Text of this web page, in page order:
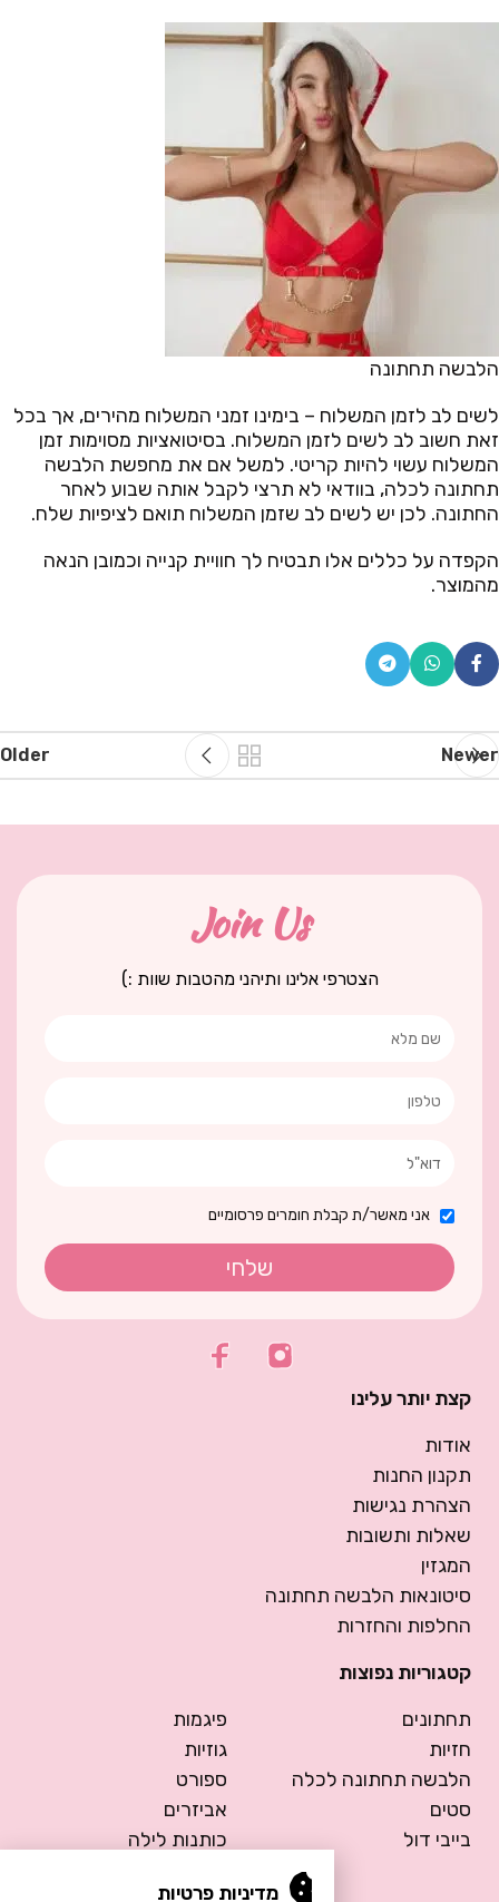
הלבשה תחתונה
לשים לב לזמן המשלוח – בימינו זמני המשלוח מהירים, אך בכל
זאת חשוב לב לשים לזמן המשלוח. בסיטואציות מסוימות זמן
המשלוח עשוי להיות קריטי. למשל אם את מחפשת הלבשה
תחתונה לכלה, בוודאי לא תרצי לקבל אותה שבוע לאחר
החתונה. לכן יש לשים לב שזמן המשלוח תואם לציפיות שלח.
הקפדה על כללים אלו תבטיח לך חוויית קנייה וכמובן הנאה
מהמוצר.
Newer
Older
Join Us
הצטרפי אלינו ותיהני מהטבות שוות :)
אני מאשר/ת קבלת חומרים פרסומיים
שלחי
קצת יותר עלינו
אודות
תקנון החנות
הצהרת נגישות
שאלות ותשובות
המגזין
סיטונאות הלבשה תחתונה
החלפות והחזרות
קטגוריות נפוצות
תחתונים
חזיות
הלבשה תחתונה לכלה
סטים
בייבי דול
פיגמות
גוזיות
ספורט
אביזרים
כותנות לילה
מדיניות פרטיות